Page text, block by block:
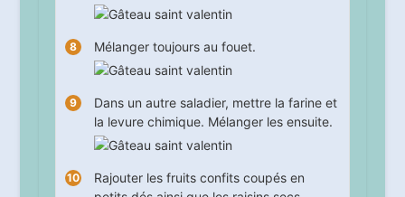
Mélanger toujours au fouet.
Dans un autre saladier, mettre la farine et
la levure chimique. Mélanger les ensuite.
Rajouter les fruits confits coupés en